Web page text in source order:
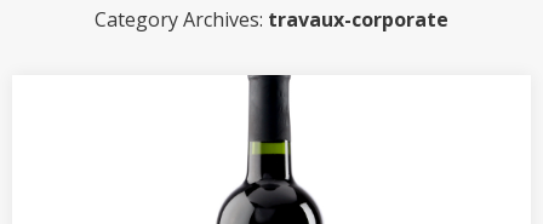
Category Archives: travaux-corporate